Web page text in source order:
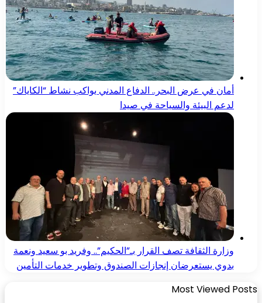
أمان في عرض البحر.. الدفاع المدني يواكب نشاط “الكاياك”
لدعم البيئة والسياحة في صيدا
وزارة الثقافة تصف القرار بـ”الحكيم”.. وفريد بو سعيد ونعمة
بدوي يستعرضان إنجازات الصندوق وتطوير خدمات التأمين
Most Viewed Posts